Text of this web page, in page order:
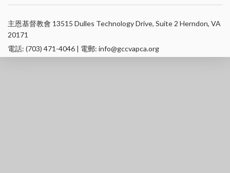
主恩基督教會 13515 Dulles Technology Drive, Suite 2 Herndon, VA
20171
電話: (703) 471-4046 | 電郵: info@gccvapca.org